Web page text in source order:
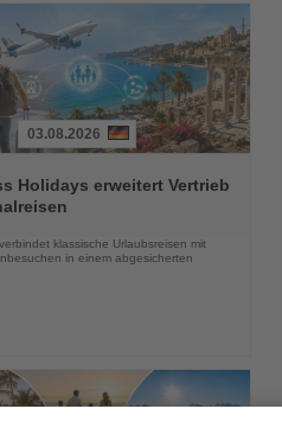
03.08.2026
Holidays erweitert Vertrieb
klassische Urlaubsreisen mit
in einem abgesicherten